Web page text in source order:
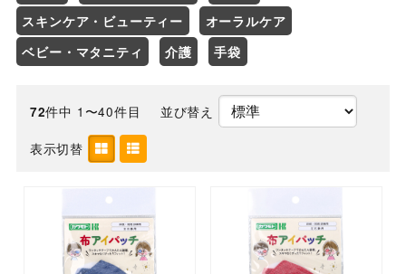
スキンケア・ビューティー
オーラルケア
ベビー・マタニティ
介護 手袋
72件中 1〜40件目 並び替え
表示切替